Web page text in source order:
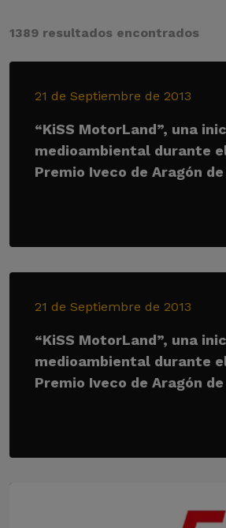
1389 resultados encontrados
21 de Septiembre de 2013
“KiSS MotorLand”, una
medioambiental durante
Premio Iveco de Aragón
21 de Septiembre de 2013
“KiSS MotorLand”, una
medioambiental durante
Premio Iveco de Aragón